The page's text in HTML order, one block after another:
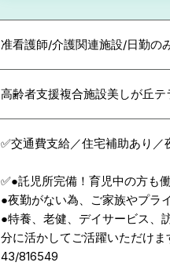
准看護師/介護関連施設/日勤の
高齢者支援複合施設美しが丘テ
✅交通費支給／住宅補助あり
✅●託児所完備！育児中の方も
●夜勤がない為、ご家族やプラ
●特養、老健、デイサービス、
分に活かしてご活躍いただけま
43/816549